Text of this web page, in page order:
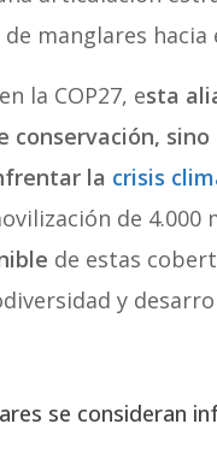
manglares hacia
la COP27, esta
conservación,
la crisis
de 4.000
de estas
y
se consideran